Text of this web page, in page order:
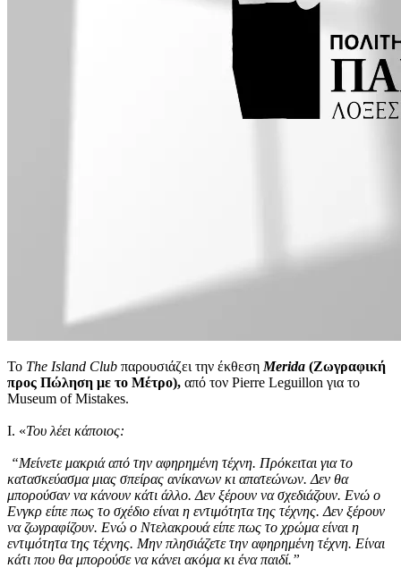
Το The Island Club παρουσιάζει την έκθεση Merida (Ζωγραφική
προς Πώληση με το Μέτρο), από τον Pierre Leguillon για το
Museum of Mistakes.
Ι. «Του λέει κάποιος:
“Μείνετε μακριά από την αφηρημένη τέχνη. Πρόκειται για το
κατασκεύασμα μιας σπείρας ανίκανων κι απατεώνων. Δεν θα
μπορούσαν να κάνουν κάτι άλλο. Δεν ξέρουν να σχεδιάζουν. Ενώ ο
Ενγκρ είπε πως το σχέδιο είναι η εντιμότητα της τέχνης. Δεν ξέρουν
να ζωγραφίζουν. Ενώ ο Ντελακρουά είπε πως το χρώμα είναι η
εντιμότητα της τέχνης. Μην πλησιάζετε την αφηρημένη τέχνη. Είναι
κάτι που θα μπορούσε να κάνει ακόμα κι ένα παιδί.”